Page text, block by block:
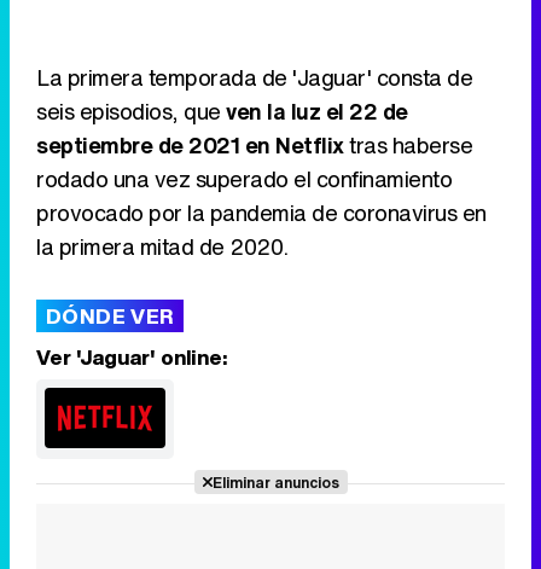
La primera temporada de 'Jaguar' consta de
seis episodios, queven la luz el 22 de
septiembre de 2021 en Netflixtras haberse
rodado una vez superado el confinamiento
provocado por la pandemia de coronavirus en
la primera mitad de 2020.
DÓNDE VER
Ver 'Jaguar' online:
Eliminar anuncios